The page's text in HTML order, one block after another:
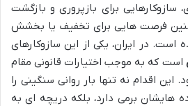
برای بازپروری و بازگشت
فرصت هایی برای تخفیف یا بخشش
در ایران، یکی از این سازوکارهای
است که به موجب اختیارات قانونی مقام
اقدام نه تنها بار روانی سنگینی را
هایشان برمی دارد، بلکه دریچه ای به